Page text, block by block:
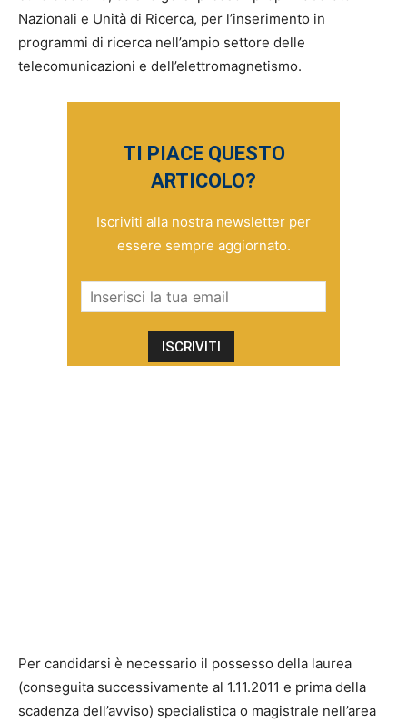
Nazionali e Unità di Ricerca, per l’inserimento in
programmi di ricerca nell’ampio settore delle
telecomunicazioni e dell’elettromagnetismo.
TI PIACE QUESTO
ARTICOLO?
Iscriviti alla nostra newsletter per
essere sempre aggiornato.
Per candidarsi è necessario il possesso della laurea
(conseguita successivamente al 1.11.2011 e prima della
scadenza dell’avviso) specialistica o magistrale nell’area